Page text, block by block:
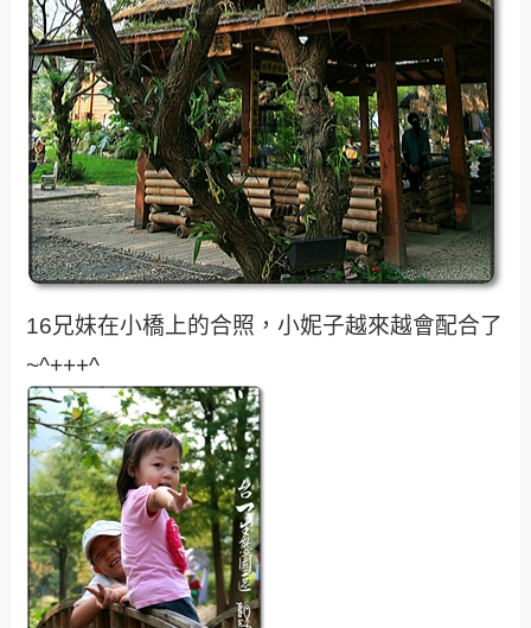
16兄妹在小橋上的合照，小妮子越來越會配合了
~^+++^